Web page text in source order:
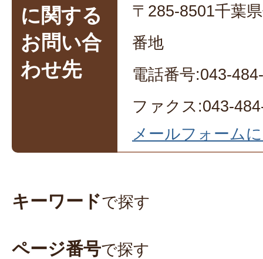
に関する
お問い合
わせ先
〒285-8501千葉
番地
電話番号:043-
ファクス:043-
メールフォーム
キーワードで探す
ページ番号で探す